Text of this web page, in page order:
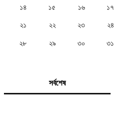
১৪ ১৫ ১৬ ১৭
২১ ২২ ২৩ ২৪
২৮ ২৯ ৩০ ৩১
সর্বশেষ